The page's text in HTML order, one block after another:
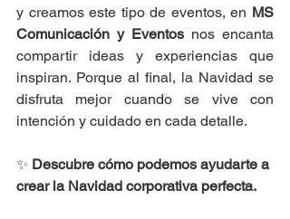
y creamos este tipo de eventos, en MS
Comunicación y Eventos nos encanta
compartir ideas y experiencias que
inspiran. Porque al final, la Navidad se
disfruta mejor cuando se vive con
intención y cuidado en cada detalle.
✨ Descubre cómo podemos ayudarte a
crear la Navidad corporativa perfecta.